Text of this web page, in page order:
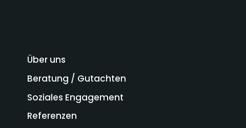
Über uns
Beratung / Gutachten
Soziales Engagement
Referenzen